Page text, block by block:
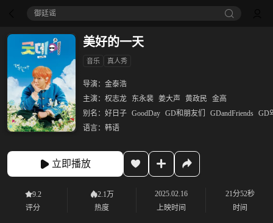
御廷谣‎
美好的一天
音乐 真人秀
导演： 金泰浩
主演： 权志龙 东永裴 姜大声 黄政民
金高
别名： 好日子 GoodDay GD和朋友们 GDandFriends GD
语言： 韩语
立即播放
9.2
评分
2.1万
热度
2025.02.16
上映时间
21分52秒
时间